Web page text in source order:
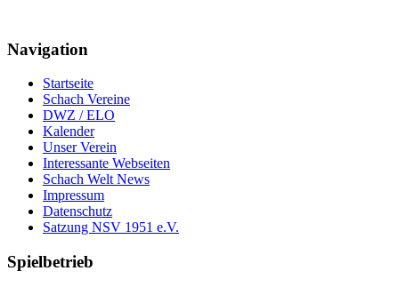
Navigation
Startseite
Schach Vereine
DWZ / ELO
Kalender
Unser Verein
Interessante Webseiten
Schach Welt News
Impressum
Datenschutz
Satzung NSV 1951 e.V.
Spielbetrieb